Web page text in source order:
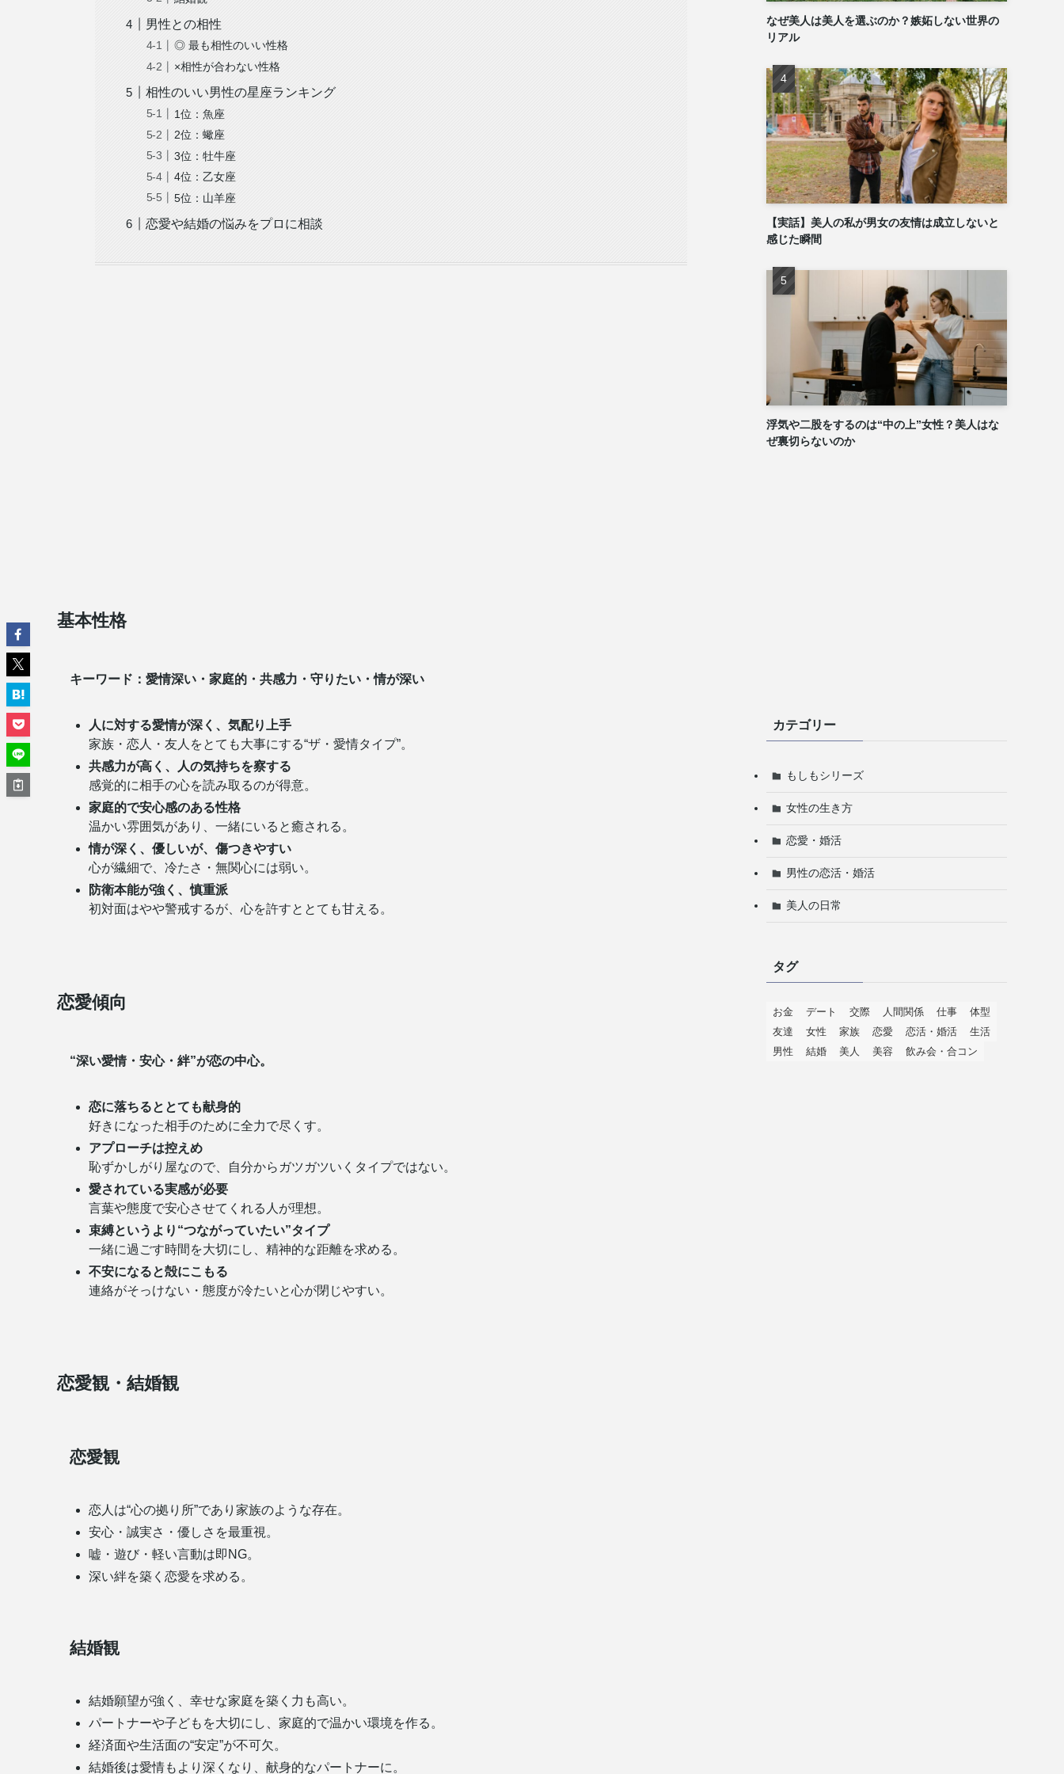
男性との相性
◎ 最も相性のいい性格
×相性が合わない性格
相性のいい男性の星座ランキング
1位：魚座
2位：蠍座
3位：牡牛座
4位：乙女座
5位：山羊座
恋愛や結婚の悩みをプロに相談
基本性格
キーワード：愛情深い・家庭的・共感力・守りたい・情が深い
人に対する愛情が深く、気配り上手
家族・恋人・友人をとても大事にする“ザ・愛情タイプ”。
共感力が高く、人の気持ちを察する
感覚的に相手の心を読み取るのが得意。
家庭的で安心感のある性格
温かい雰囲気があり、一緒にいると癒される。
情が深く、優しいが、傷つきやすい
心が繊細で、冷たさ・無関心には弱い。
防衛本能が強く、慎重派
初対面はやや警戒するが、心を許すととても甘える。
恋愛傾向
“深い愛情・安心・絆”が恋の中心。
恋に落ちるととても献身的
好きになった相手のために全力で尽くす。
アプローチは控えめ
恥ずかしがり屋なので、自分からガツガツいくタイプではない。
愛されている実感が必要
言葉や態度で安心させてくれる人が理想。
束縛というより“つながっていたい”タイプ
一緒に過ごす時間を大切にし、精神的な距離を求める。
不安になると殻にこもる
連絡がそっけない・態度が冷たいと心が閉じやすい。
恋愛観・結婚観
恋愛観
恋人は“心の拠り所”であり家族のような存在。
安心・誠実さ・優しさを最重視。
嘘・遊び・軽い言動は即NG。
深い絆を築く恋愛を求める。
結婚観
結婚願望が強く、幸せな家庭を築く力も高い。
パートナーや子どもを大切にし、家庭的で温かい環境を作る。
経済面や生活面の“安定”が不可欠。
結婚後は愛情もより深くなり、献身的なパートナーに。
なぜ美人は美人を選ぶのか？嫉妬しない世界の
リアル
【実話】美人の私が男女の友情は成立しないと
感じた瞬間
浮気や二股をするのは“中の上”女性？美人はな
ぜ裏切らないのか
カテゴリー
もしもシリーズ
女性の生き方
恋愛・婚活
男性の恋活・婚活
美人の日常
タグ
お金 デート 交際 人間関係 仕事
体型
友達
女性 家族 恋愛 恋活・婚活
生活
男性
結婚 美人 美容 飲み会・合コン